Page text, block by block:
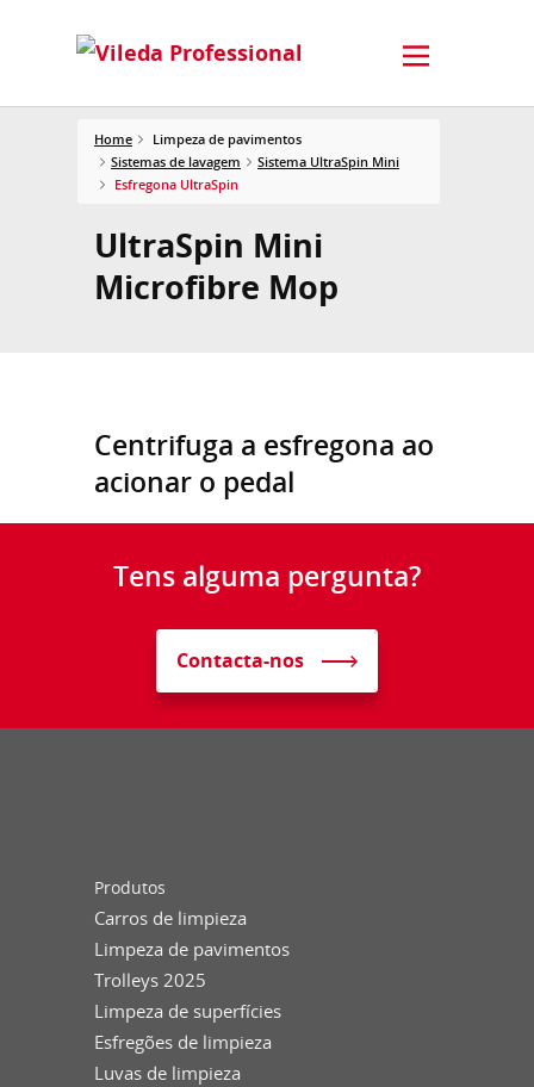
Home
Limpeza de pavimentos
Sistemas de lavagem
Sistema UltraSpin Mini
Esfregona UltraSpin
UltraSpin Mini
Microfibre Mop
Centrifuga a esfregona ao
acionar o pedal
Tens alguma pergunta?
Contacta-nos
Produtos
Carros de limpieza
Limpeza de pavimentos
Trolleys 2025
Limpeza de superfícies
Esfregões de limpieza
Luvas de limpieza